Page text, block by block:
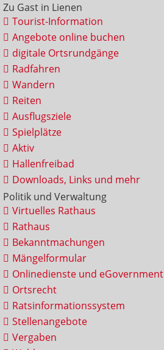
Zu Gast in Lienen
Tourist-Information
Angebote online buchen
digitale Ortsrundgänge
Radfahren
Wandern
Reiten
Ausflugsziele
Spielplätze
Aktiv
Hallenfreibad
Downloads, Links und mehr
Politik und Verwaltung
Virtuelles Rathaus
Rathaus
Bekanntmachungen
Mängelformular
Onlinedienste und eGovernment
Ortsrecht
Ratsinformationssystem
Stellenangebote
Vergaben